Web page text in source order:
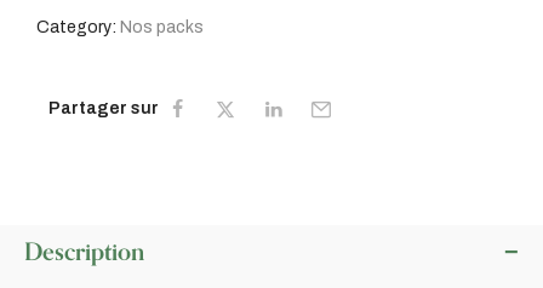
Category: Nos packs
Partager sur
Description